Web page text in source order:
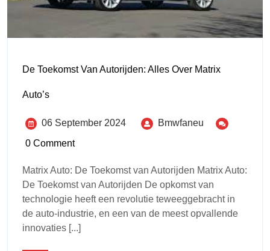
De Toekomst Van Autorijden: Alles Over Matrix
Auto’s
06 September 2024
Bmwfaneu
0 Comment
Matrix Auto: De Toekomst van Autorijden Matrix Auto:
De Toekomst van Autorijden De opkomst van
technologie heeft een revolutie teweeggebracht in
de auto-industrie, en een van de meest opvallende
innovaties [...]